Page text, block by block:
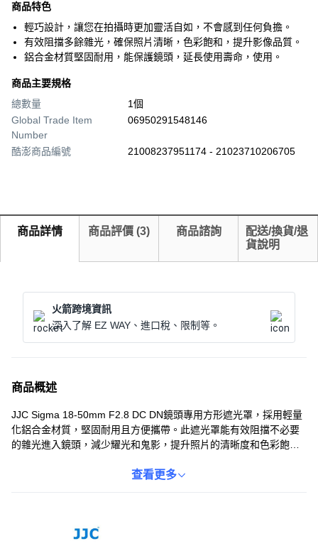
商品特色
輕巧設計，讓您在拍攝時更加靈活自如，不會感到任何負擔。
有效阻擋多餘雜光，確保照片清晰，色彩飽和，提升影像品質。
鋁合金材質堅固耐用，能保護鏡頭，延長使用壽命，使用。
商品主要規格
總數量
1個
Global Trade Item
Number
06950291548146
酷澎商品編號 21008237951174 - 21023710206705
商品詳情 商品評價 (3) 商品諮詢
配送/換貨/退
貨說明
火箭跨境資訊
深入了解 EZ WAY、進口稅、限制等。
商品概述
JJC Sigma 18-50mm F2.8 DC DN鏡頭專用方形遮光罩，採用輕量
化鋁合金材質，堅固耐用且方便攜帶。此遮光罩能有效阻擋不必要
的雜光進入鏡頭，減少耀光和鬼影，提升照片的清晰度和色彩飽和
單，讓您在各種拍攝環境下都能輕鬆使用。同時，此遮光罩還可保
查看更多